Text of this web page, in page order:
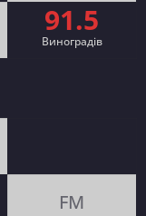
91.5
Виноградів
FM